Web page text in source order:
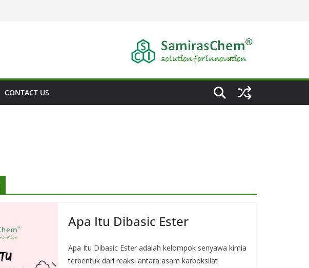
CONTACT US
Apa Itu Dibasic Ester
Apa Itu Dibasic Ester adalah kelompok senyawa kimia
terbentuk dari reaksi antara asam karboksilat